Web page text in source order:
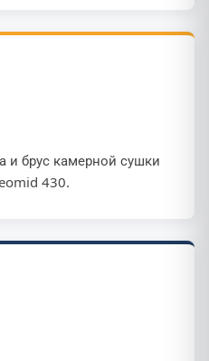
брус камерной сушки
430.